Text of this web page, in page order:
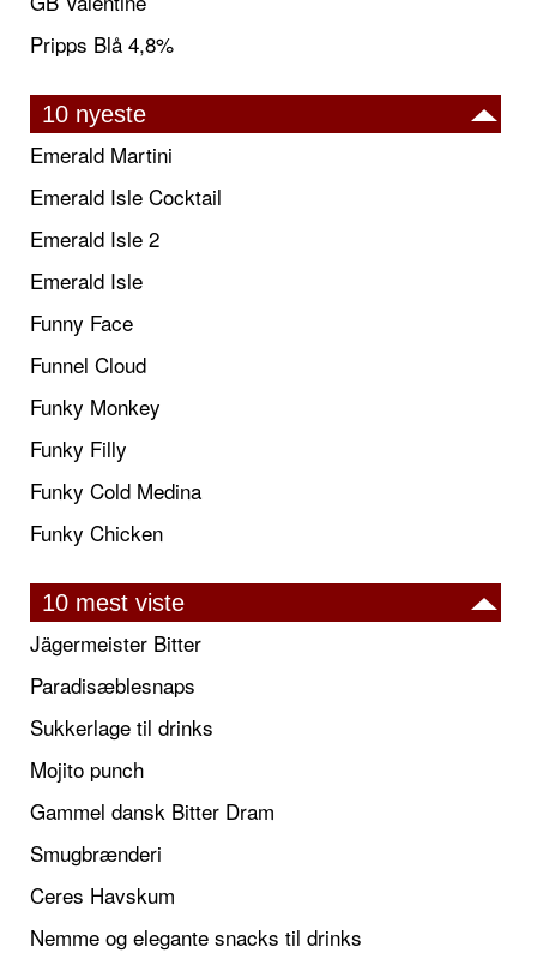
Pripps Blå 4,8%
10 nyeste
Emerald Martini
Emerald Isle Cocktail
Emerald Isle 2
Emerald Isle
Funny Face
Funnel Cloud
Funky Monkey
Funky Filly
Funky Cold Medina
Funky Chicken
10 mest viste
Jägermeister Bitter
Paradisæblesnaps
Sukkerlage til drinks
Mojito punch
Gammel dansk Bitter Dram
Smugbrænderi
Ceres Havskum
Nemme og elegante snacks til drinks